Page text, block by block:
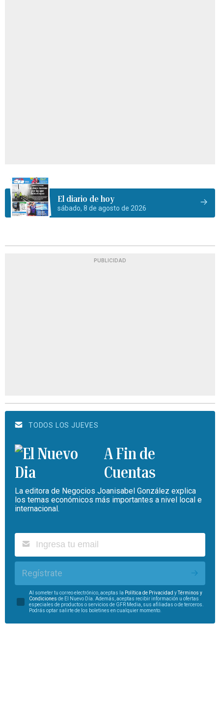
El diario de hoy
sábado, 8 de agosto de 2026
PUBLICIDAD
TODOS LOS JUEVES
A Fin de
Cuentas
La editora de Negocios Joanisabel González explica
los temas económicos más importantes a nivel local e
internacional.
Regístrate
Al someter tu correo electrónico, aceptas la Política de Privacidad yTérminos y
Condiciones de El Nuevo Día. Además, aceptas recibir información u ofertas
especiales de productos o servicios de GFR Media, sus afiliadas o de terceros.
Podrás optar salirte de los boletines en cualquier momento.